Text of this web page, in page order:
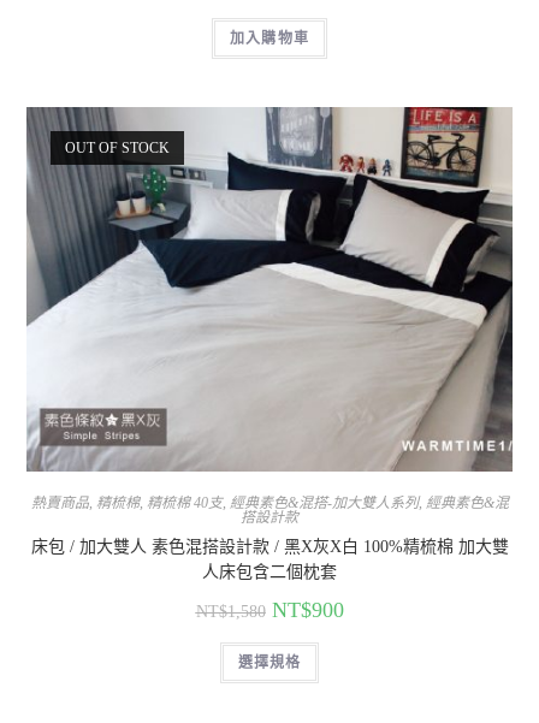
加入購物車
OUT OF STOCK
熱賣商品, 精梳棉, 精梳棉 40支, 經典素色&混搭-加大雙人系列, 經典素色&混
搭設計款
床包 / 加大雙人 素色混搭設計款 / 黑X灰X白 100%精梳棉 加大雙
人床包含二個枕套
NT$1,580 NT$900
選擇規格